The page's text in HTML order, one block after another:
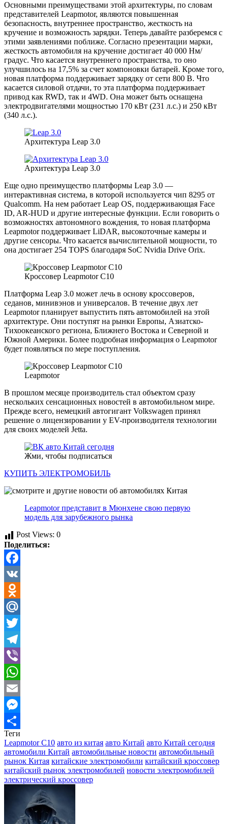
Основными преимуществами этой архитектуры, по словам
представителей Leapmotor, являются повышенная
безопасность, внутреннее пространство, жесткость на
кручение и возможность зарядки. Теперь давайте разберемся с
этими заявлениями поближе. Согласно презентации марки,
жесткость автомобиля на кручение достигает 40 000 Нм/
градус. Что касается внутреннего пространства, то оно
улучшилось на 17,5% за счет компоновки батарей. Кроме того,
новая платформа поддерживает зарядку от сети 800 В. Что
касается силовой отдачи, то эта платформа поддерживает
привод как RWD, так и 4WD. Она может быть оснащена
электродвигателями мощностью 170 кВт (231 л.с.) и 250 кВт
(340 л.с.).
Архитектура Leap 3.0
Архитектура Leap 3.0
Еще одно преимущество платформы Leap 3.0 —
интерактивная система, в которой используется чип 8295 от
Qualcomm. На нем работает Leap OS, поддерживающая Face
ID, AR-HUD и другие интересные функции. Если говорить о
возможностях автономного вождения, то новая платформа
Leapmotor поддерживает LiDAR, высокоточные камеры и
другие сенсоры. Что касается вычислительной мощности, то
она достигает 254 TOPS благодаря SoC Nvidia Drive Orix.
Кроссовер Leapmotor C10
Платформа Leap 3.0 может лечь в основу кроссоверов,
седанов, минивэнов и универсалов. В течение двух лет
Leapmotor планирует выпустить пять автомобилей на этой
архитектуре. Они поступят на рынки Европы, Азиатско-
Тихоокеанского региона, Ближнего Востока и Северной и
Южной Америки. Более подробная информация о Leapmotor
будет появляться по мере поступления.
Leapmotor
В прошлом месяце производитель стал объектом сразу
нескольких сенсационных новостей в автомобильном мире.
Прежде всего, немецкий автогигант Volkswagen принял
решение о лицензировании у EV-производителя технологии
для своих моделей Jetta.
Жми, чтобы подписаться
КУПИТЬ ЭЛЕКТРОМОБИЛЬ
Leapmotor представит в Мюнхене свою первую
модель для зарубежного рынка
Post Views: 0
Поделиться:
Facebook
VK
Odnoklassniki
Mail.Ru
Twitter
Telegram
Viber
WhatsApp
Email
Messenger
Отправить
Теги
Leapmotor C10 авто из китая авто Китай авто Китай сегодня
автомобили Китай автомобильные новости автомобильный
рынок Китая китайские электромобили китайский кроссовер
китайский рынок электромобилей новости электромобилей
электрический кроссовер